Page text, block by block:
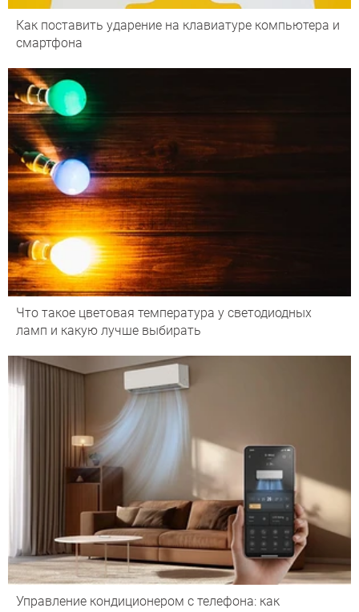
Как поставить ударение на клавиатуре компьютера и
смартфона
Что такое цветовая температура у светодиодных
ламп и какую лучше выбирать
Управление кондиционером с телефона: как